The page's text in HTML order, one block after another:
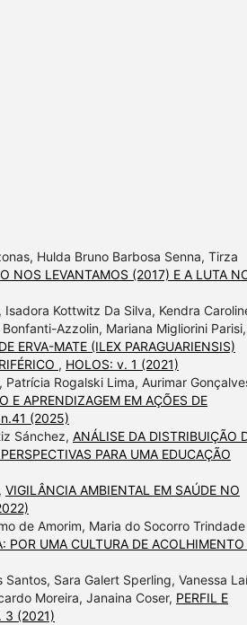
Hulda Bruno Barbosa Senna, Tirza
NOS LEVANTAMOS (2017) E A LUTA
Kottwitz Da Silva, Kendra
Azzolin, Mariana Migliorini Parisi,
ERVA-MATE (ILEX PARAGUARIENSIS)
, HOLOS: v. 1 (2021)
Rogalski Lima, Aurimar
E APRENDIZAGEM EM AÇÕES DE
(2025)
Sánchez, ANÁLISE DA DISTRIBUIÇÃO
PARA UMA EDUCAÇÃO
VIGILÂNCIA AMBIENTAL EM SAÚDE NO
de Amorim, Maria do Socorro Trindade
POR UMA CULTURA DE ACOLHIMENTO
Sara Galert Sperling, Vanessa
Moreira, Janaina Coser, PERFIL E
3 (2021)